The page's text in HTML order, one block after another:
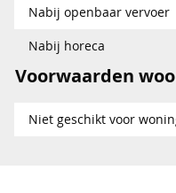
Nabij openbaar vervoer
Nabij horeca
Voorwaarden
Niet geschikt voor